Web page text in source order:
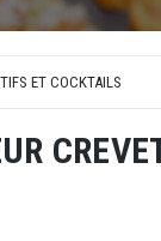
ET COCKTAILS